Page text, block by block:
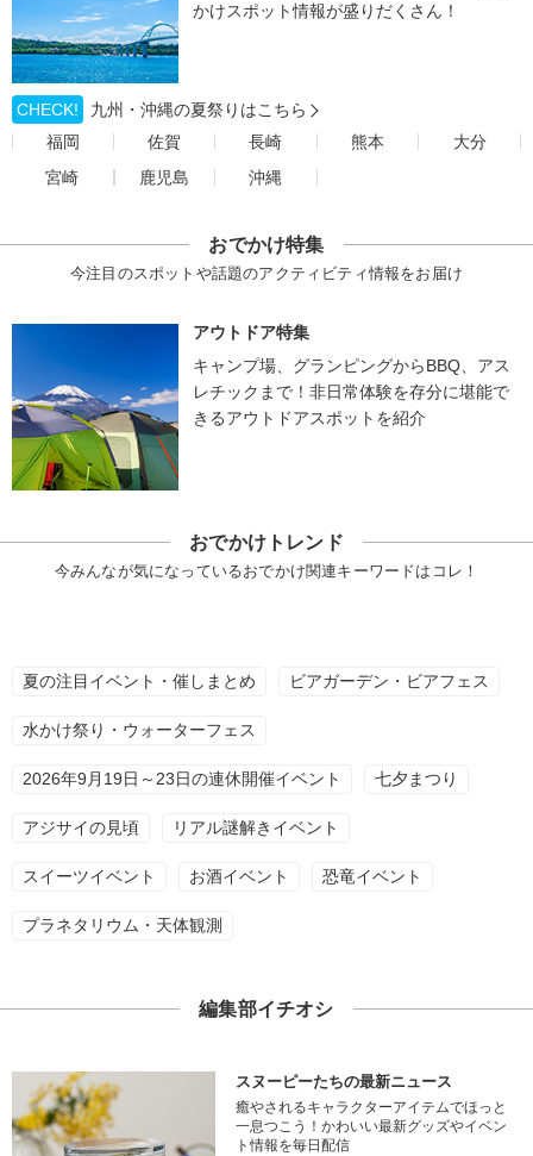
かけスポット情報が盛りだくさん！
CHECK!
九州・沖縄の夏祭りはこちら
福岡
佐賀 長崎 熊本
大分
宮崎
鹿児島 沖縄
おでかけ特集
今注目のスポットや話題のアクティビティ情報をお届け
アウトドア特集
キャンプ場、グランピングからBBQ、アス
レチックまで！非日常体験を存分に堪能で
きるアウトドアスポットを紹介
おでかけトレンド
今みんなが気になっているおでかけ関連キーワードはコレ！
夏の注目イベント・催しまとめ ビアガーデン・ビアフェス
水かけ祭り・ウォーターフェス
2026年9月19日～23日の連休開催イベント 七夕まつり
アジサイの見頃 リアル謎解きイベント
スイーツイベント お酒イベント 恐竜イベント
プラネタリウム・天体観測
編集部イチオシ
スヌーピーたちの最新ニュース
癒やされるキャラクターアイテムでほっと
一息つこう！かわいい最新グッズやイベン
ト情報を毎日配信